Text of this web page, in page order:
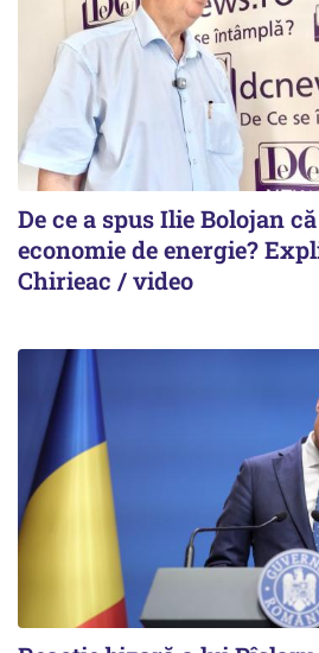
De ce a spus Ilie Bolojan
economie de energie?
Chirieac / video